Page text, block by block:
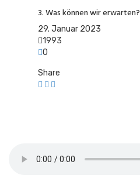
3. Was können wir erwarten?
29. Januar 2023
1993
0
Share